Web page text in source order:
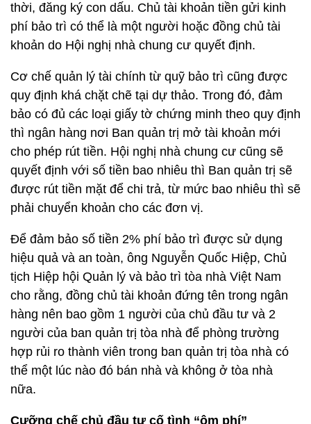
thời, đăng ký con dấu. Chủ tài khoản tiền gửi kinh
phí bảo trì có thể là một người hoặc đồng chủ tài
khoản do Hội nghị nhà chung cư quyết định.
Cơ chế quản lý tài chính từ quỹ bảo trì cũng được
quy định khá chặt chẽ tại dự thảo. Trong đó, đảm
bảo có đủ các loại giấy tờ chứng minh theo quy định
thì ngân hàng nơi Ban quản trị mở tài khoản mới
cho phép rút tiền. Hội nghị nhà chung cư cũng sẽ
quyết định với số tiền bao nhiêu thì Ban quản trị sẽ
được rút tiền mặt để chi trả, từ mức bao nhiêu thì sẽ
phải chuyển khoản cho các đơn vị.
Để đảm bảo số tiền 2% phí bảo trì được sử dụng
hiệu quả và an toàn, ông Nguyễn Quốc Hiệp, Chủ
tịch Hiệp hội Quản lý và bảo trì tòa nhà Việt Nam
cho rằng, đồng chủ tài khoản đứng tên trong ngân
hàng nên bao gồm 1 người của chủ đầu tư và 2
người của ban quản trị tòa nhà để phòng trường
hợp rủi ro thành viên trong ban quản trị tòa nhà có
thể một lúc nào đó bán nhà và không ở tòa nhà
nữa.
Cưỡng chế chủ đầu tư cố tình “ôm phí”